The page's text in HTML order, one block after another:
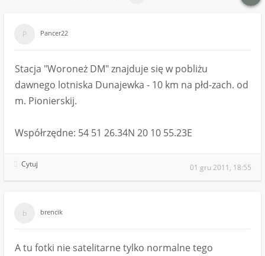
Pancer22
Stacja "Woroneż DM" znajduje się w pobliżu
dawnego lotniska Dunajewka - 10 km na płd-zach. od
m. Pionierskij.
Współrzędne: 54 51 26.34N 20 10 55.23E
Cytuj 01 gru 2011, 18:55
brencik
A tu fotki nie satelitarne tylko normalne tego